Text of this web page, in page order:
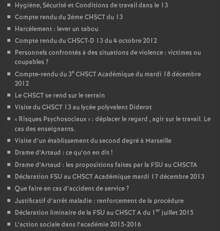
Hygiène, Sécurité et Conditions de travail dans le 13
Compte rendu du 2éme CHSCT du 13
Harcèlement : lever un tabou
Compte rendu du CHSCT-D 13 du 4 octobre 2012
Personnels confrontés à des situations de violence : victimes ou
coupables ?
Compte-rendu du 3e CHSCT Académique du mardi 18 décembre
2012
Le CHSCT se rend sur le terrain
Visite du CHSCT 13 au lycée polyvalent Diderot
« Risques Psychosociaux» : déplacer le regard , agir sur le travail. Le
cas des enseignants.
Visite d’un établissement du second degré à Marseille
Drame d’Artaud : ce qu’on en dit!
Drame d’Artaud : les propositions faites par la FSU au CHSCTA
Déclaration FSU au CHSCT Académique mardi 17 décembre 2013
Que faire en cas d’accident de service?
Justificatif d’arrêt maladie : renforcement de la procédure
Déclaration liminaire de la FSU au CHSCT A du 1 er juillet 2015
L’action sociale dans l’académie 2015-2016